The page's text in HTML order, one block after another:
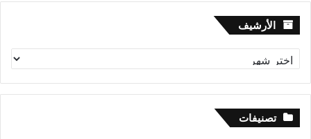
الأرشيف الأرشيف
تصنيفات